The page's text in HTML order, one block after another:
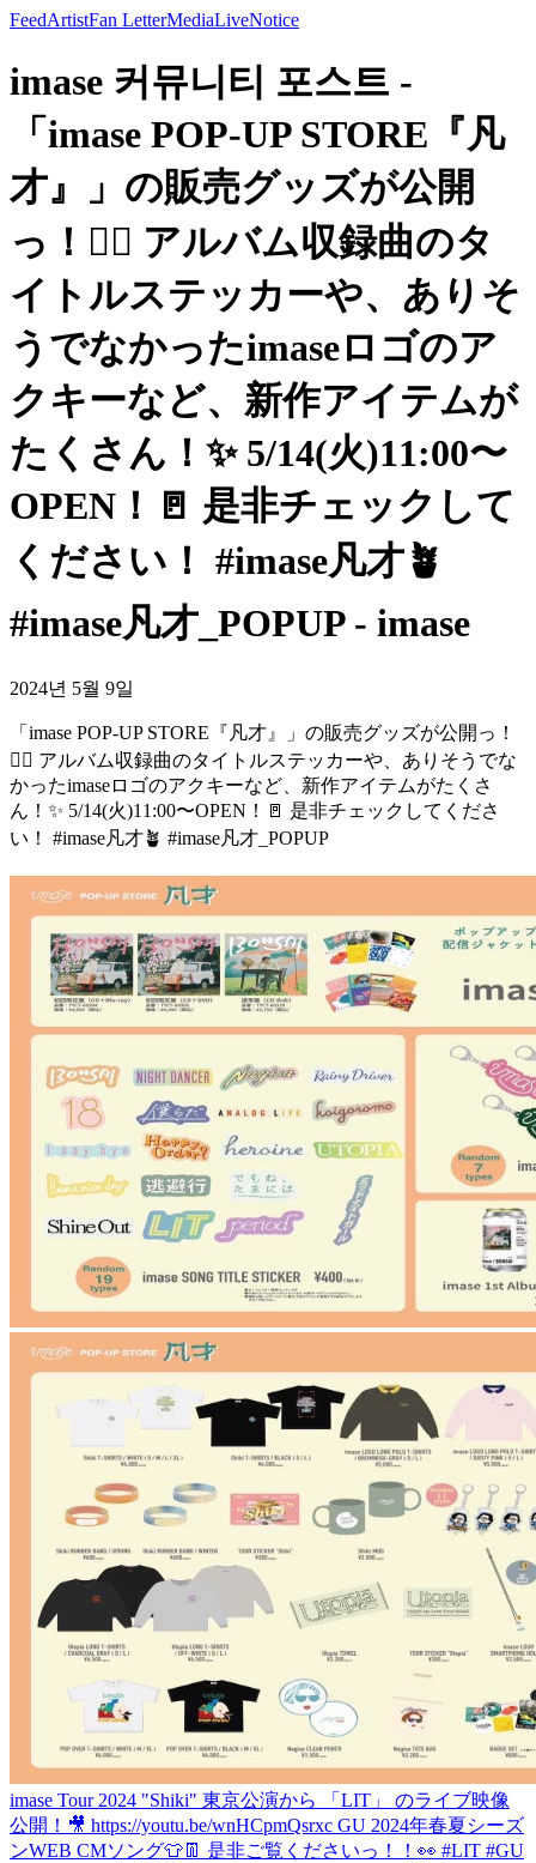
FeedArtistFan LetterMediaLiveNotice
imase 커뮤니티 포스트 -
「imase POP-UP STORE『凡
才』」の販売グッズが公開
っ！✌🏼 アルバム収録曲のタ
イトルステッカーや、ありそ
うでなかったimaseロゴのア
クキーなど、新作アイテムが
たくさん！✨ 5/14(火)11:00〜
OPEN！🚪 是非チェックして
ください！ #imase凡才🪴
#imase凡才_POPUP - imase
2024년 5월 9일
「imase POP-UP STORE『凡才』」の販売グッズが公開っ！
✌🏼 アルバム収録曲のタイトルステッカーや、ありそうでな
かったimaseロゴのアクキーなど、新作アイテムがたくさ
ん！✨ 5/14(火)11:00〜OPEN！🚪 是非チェックしてくださ
い！ #imase凡才🪴 #imase凡才_POPUP
imase Tour 2024 "Shiki" 東京公演から 「LIT」 のライブ映像
公開！🎥 https://youtu.be/wnHCpmQsrxc GU 2024年春夏シーズ
ンWEB CMソング👕👖 是非ご覧くださいっ！！👀 #LIT #GU